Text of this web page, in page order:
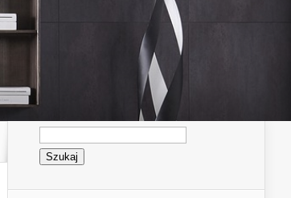
Szukaj: